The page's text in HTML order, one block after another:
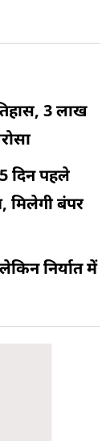
3 लाख
दिन पहले
मिलेगी बंपर
निर्यात में